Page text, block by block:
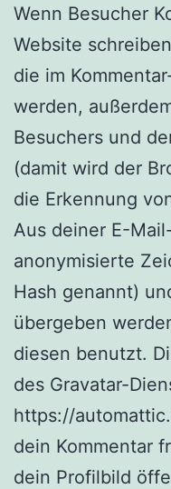
Wenn Besucher
Website
die im
werden,
Besuchers und
(damit wird der
die Erkennung
Aus deiner E-
anonymisierte
Hash genannt)
übergeben
diesen benutzt.
des Gravatar-
https://
dein Kommentar
dein Profilbild